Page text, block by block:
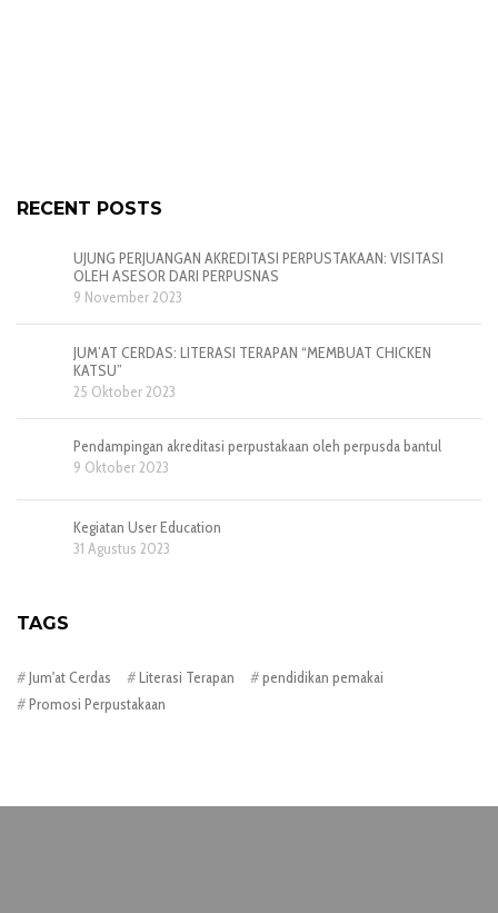
RECENT POSTS
UJUNG PERJUANGAN AKREDITASI PERPUSTAKAAN: VISITASI
OLEH ASESOR DARI PERPUSNAS
9 November 2023
JUM’AT CERDAS: LITERASI TERAPAN “MEMBUAT CHICKEN
KATSU”
25 Oktober 2023
Pendampingan akreditasi perpustakaan oleh perpusda bantul
9 Oktober 2023
Kegiatan User Education
31 Agustus 2023
TAGS
Jum'at Cerdas Literasi Terapan
pendidikan pemakai
Promosi Perpustakaan